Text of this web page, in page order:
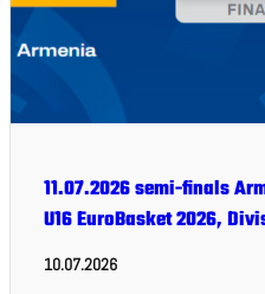
11.07.2026 semi-finals
U16 EuroBasket 2026,
10.07.2026